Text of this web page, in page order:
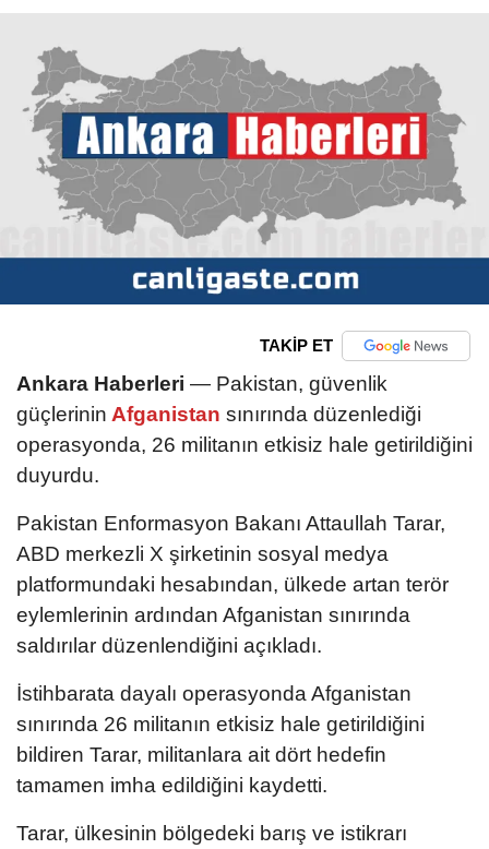
TAKİP ET
Ankara Haberleri — Pakistan, güvenlik
güçlerinin Afganistan sınırında düzenlediği
operasyonda, 26 militanın etkisiz hale getirildiğini
duyurdu.
Pakistan Enformasyon Bakanı Attaullah Tarar,
ABD merkezli X şirketinin sosyal medya
platformundaki hesabından, ülkede artan terör
eylemlerinin ardından Afganistan sınırında
saldırılar düzenlendiğini açıkladı.
İstihbarata dayalı operasyonda Afganistan
sınırında 26 militanın etkisiz hale getirildiğini
bildiren Tarar, militanlara ait dört hedefin
tamamen imha edildiğini kaydetti.
Tarar, ülkesinin bölgedeki barış ve istikrarı